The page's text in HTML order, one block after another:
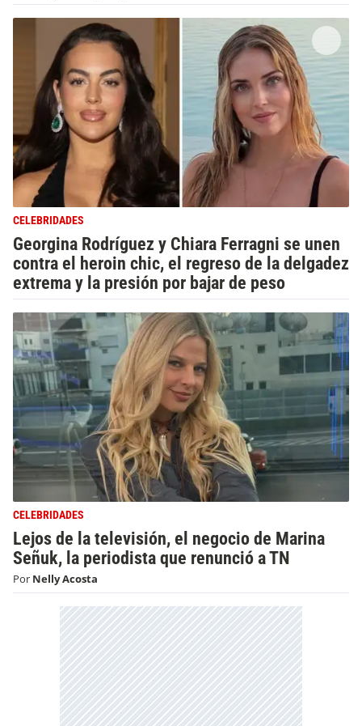
CELEBRIDADES
Georgina Rodríguez y Chiara Ferragni se unen
contra el heroin chic, el regreso de la delgadez
extrema y la presión por bajar de peso
CELEBRIDADES
Lejos de la televisión, el negocio de Marina
Señuk, la periodista que renunció a TN
Por Nelly Acosta